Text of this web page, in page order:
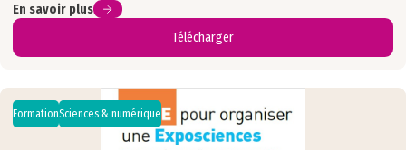
En savoir plus
Télécharger
FormationSciences & numérique